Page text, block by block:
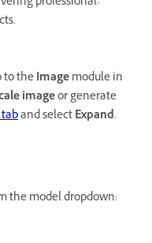
to theImagemodule in
imageor generate
and selectExpand.
the model dropdown: